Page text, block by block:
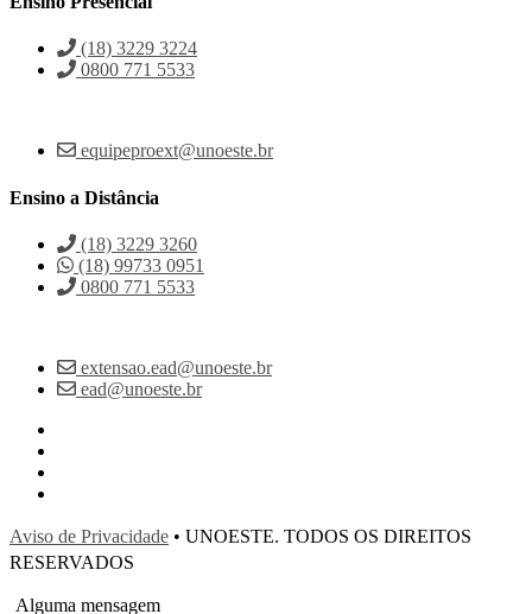
(18) 3229 3224
0800 771 5533
equipeproext@unoeste.br
Ensino a Distância
(18) 3229 3260
(18) 99733 0951
0800 771 5533
extensao.ead@unoeste.br
ead@unoeste.br
Aviso de Privacidade • UNOESTE. TODOS OS DIREITOS
RESERVADOS
Alguma mensagem